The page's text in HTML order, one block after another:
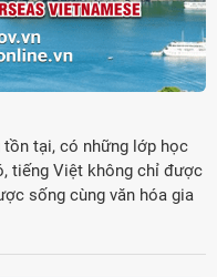
tại, có những lớp học
tiếng Việt không chỉ được
sống cùng văn hóa gia